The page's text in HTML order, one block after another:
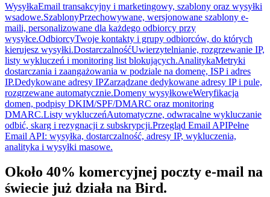
WysyłkaEmail transakcyjny i marketingowy, szablony oraz wysyłki
wsadowe.SzablonyPrzechowywane, wersjonowane szablony e-
maili, personalizowane dla każdego odbiorcy przy
wysyłce.OdbiorcyTwoje kontakty i grupy odbiorców, do których
kierujesz wysyłki.DostarczalnośćUwierzytelnianie, rozgrzewanie IP,
listy wykluczeń i monitoring list blokujących.AnalitykaMetryki
dostarczania i zaangażowania w podziale na domenę, ISP i adres
IP.Dedykowane adresy IPZarządzane dedykowane adresy IP i pule,
rozgrzewane automatycznie.Domeny wysyłkoweWeryfikacja
domen, podpisy DKIM/SPF/DMARC oraz monitoring
DMARC.Listy wykluczeńAutomatyczne, odwracalne wykluczanie
odbić, skarg i rezygnacji z subskrypcji.Przegląd Email APIPełne
Email API: wysyłka, dostarczalność, adresy IP, wykluczenia,
analityka i wysyłki masowe.
Około 40% komercyjnej poczty e-mail na
świecie już działa na Bird.